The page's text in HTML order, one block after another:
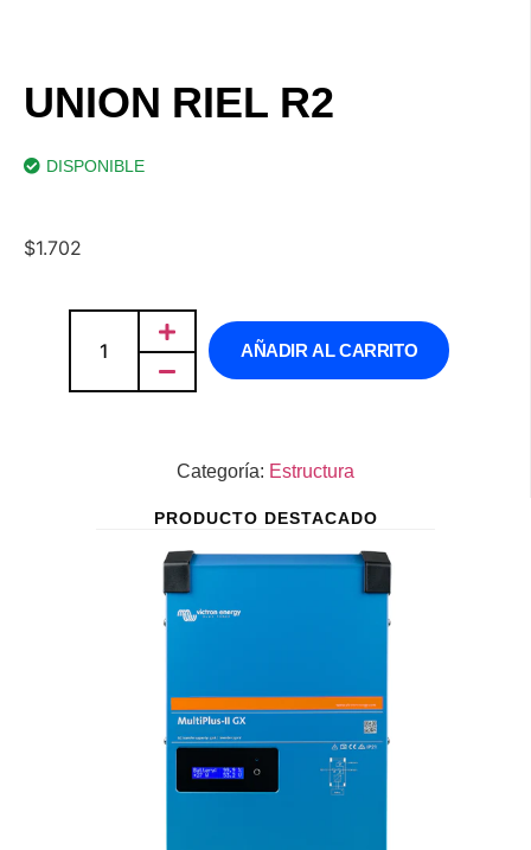
UNION RIEL R2
DISPONIBLE
$1.702
AÑADIR AL CARRITO
Categoría: Estructura
PRODUCTO DESTACADO